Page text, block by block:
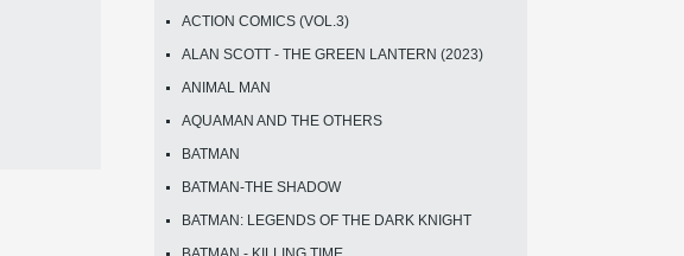
ACTION COMICS (VOL.3)
ALAN SCOTT - THE GREEN LANTERN (2023)
ANIMAL MAN
AQUAMAN AND THE OTHERS
BATMAN
BATMAN-THE SHADOW
BATMAN: LEGENDS OF THE DARK KNIGHT